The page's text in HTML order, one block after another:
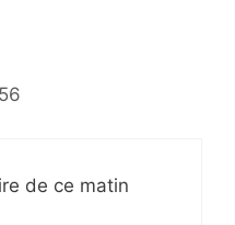
de ce matin